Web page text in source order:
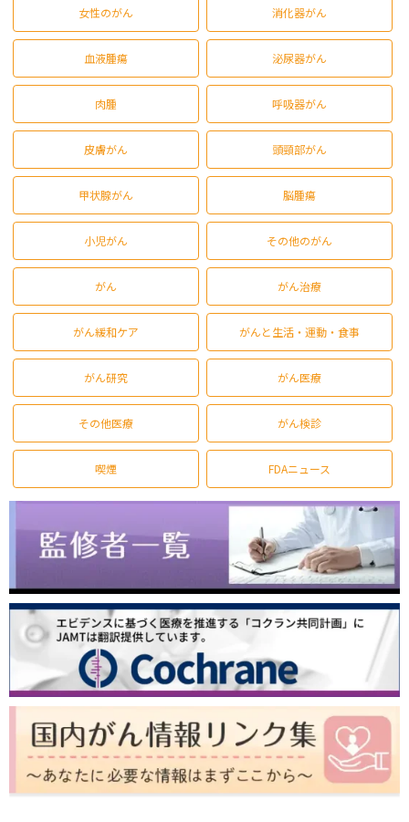
女性のがん 消化器がん
血液腫瘍 泌尿器がん
肉腫 呼吸器がん
皮膚がん 頭頸部がん
甲状腺がん 脳腫瘍
小児がん その他のがん
がん がん治療
がん緩和ケア がんと生活・運動・食事
がん研究 がん医療
その他医療 がん検診
喫煙 FDAニュース